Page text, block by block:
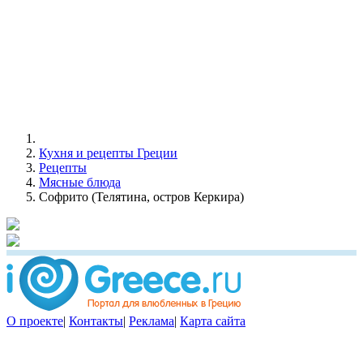
Кухня и рецепты Греции
Рецепты
Мясные блюда
Софрито (Телятина, остров Керкира)
О проекте| Контакты| Реклама| Карта сайта